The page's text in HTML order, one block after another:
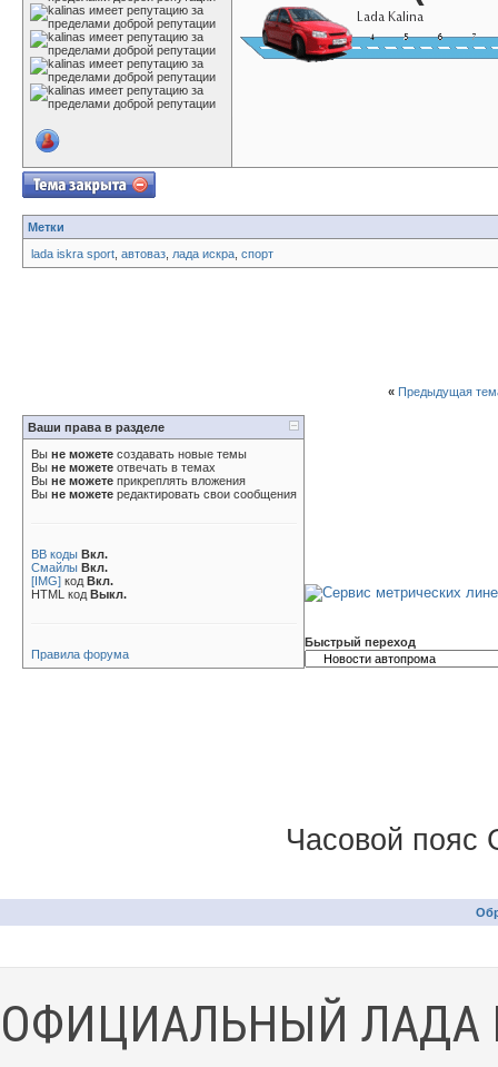
Метки
lada iskra sport автоваз лада искра спорт
« Предыдущая
Ваши права в разделе
Вы не можете создавать новые темы
Вы не можете отвечать в темах
Вы не можете прикреплять вложения
Вы не можете редактировать свои сообщения
BB коды Вкл.
Смайлы Вкл.
[IMG] код Вкл.
HTML код Выкл.
Правила форума
Быстрый переход
Часовой пояс
ОФИЦИАЛЬНЫЙ ЛАДА